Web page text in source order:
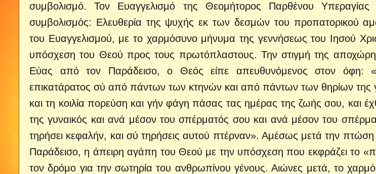
συμβολισμό. Τον Ευαγγελισμό της Θεομήτορος Παρθένου
συμβολισμός: Ελευθερία της ψυχής εκ των δεσμών του προπατορικού
του Ευαγγελισμού, με το χαρμόσυνο μήνυμα της γεννήσεως του Ιησού
υπόσχεση του Θεού προς τους πρωτόπλαστους. Την στιγμή της
Εύας από τον Παράδεισο, ο Θεός είπε απευθυνόμενος στον όφη:
επικατάρατος σύ από πάντων των κτηνών και από πάντων των θηρίων της
και τη κοιλία πορεύση και γήν φάγη πάσας τας ημέρας της ζωής σου, και
της γυναικός και ανά μέσον του σπέρματός σου και ανά μέσον του
τηρήσει κεφαλήν, και σύ τηρήσεις αυτού πτέρναν». Αμέσως μετά την
Παράδεισο, η άπειρη αγάπη του Θεού με την υπόσχεση που εκφράζει το
τον δρόμο για την σωτηρία του ανθρωπίνου γένους. Αιώνες μετά, το